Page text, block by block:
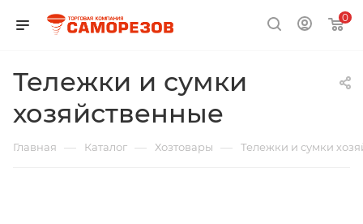
0
Тележки и сумки
хозяйственные
Главная — Каталог — Хозтовары — Тележки и сумки